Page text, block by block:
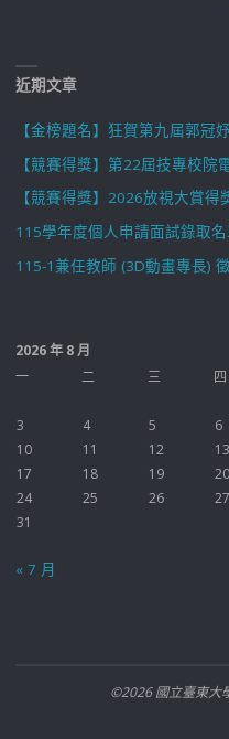
近期文章
【金榜題名】狂賀第九屆郭冠
【競賽得獎】第22屆技專校院
【競賽得獎】2026放視大賞得
115學年度個人申請面試錄取
115-1兼任教師 (3D動畫專長)
2026 年 8 月
一
二 三 四
3
4 5 6
10
11 12 13
17
18 19 20
24
25 26 27
31
« 7 月
©2026 國立臺東大